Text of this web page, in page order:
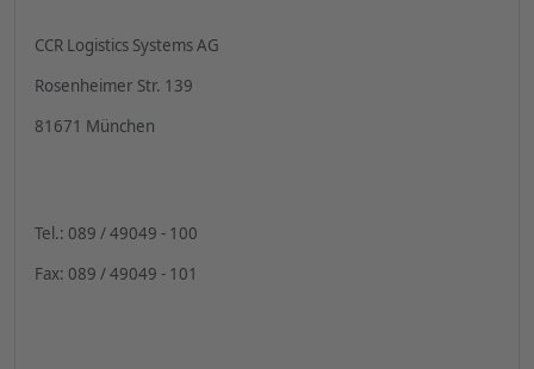
CCR Logistics Systems AG
Rosenheimer Str. 139
81671 München
Tel.: 089 / 49049 - 100
Fax: 089 / 49049 - 101